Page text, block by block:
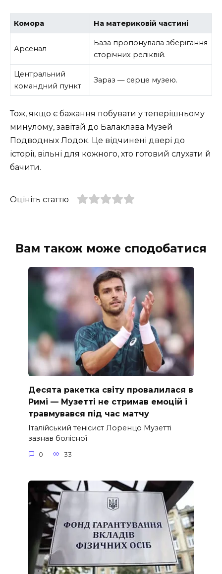
Комора На материковій частині
Арсенал
База пропонувала зберігання
сторічних реліквій.
Центральний
командний пункт
Зараз — серце музею.
Тож, якщо є бажання побувати у теперішньому
минулому, завітай до Балаклава Музей
Подводных Лодок. Це відчинені двері до
історії, вільні для кожного, хто готовий слухати й
бачити.
Оцініть статтю
Вам також може сподобатися
Десята ракетка світу провалилася в
Римі — Музетті не стримав емоцій і
травмувався під час матчу
Італійський тенісист Лоренцо Музетті
зазнав болісної
0 33